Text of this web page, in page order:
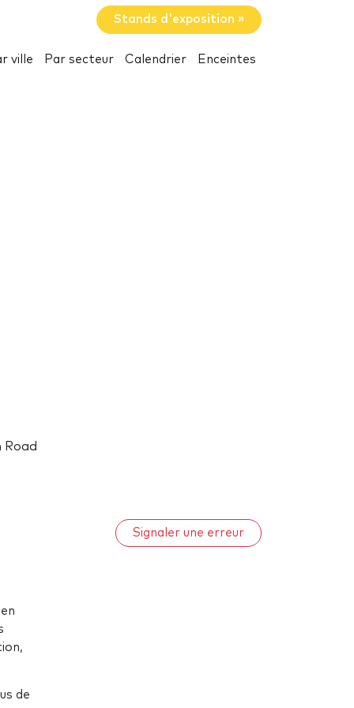
Stands d'exposition »
ville Par secteur Calendrier Enceintes
Road
Signaler une erreur
de